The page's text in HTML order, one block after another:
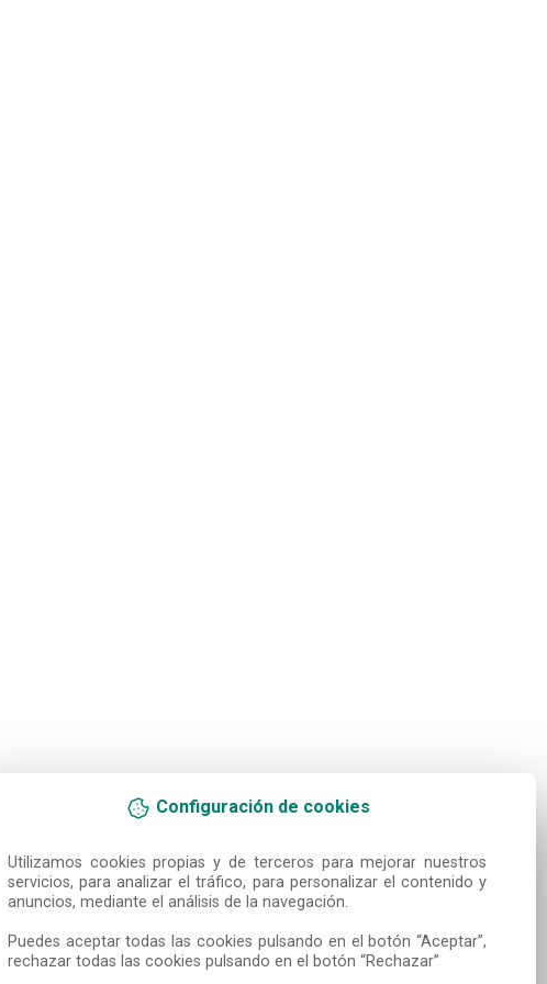
Configuración de cookies
Utilizamos cookies propias y de terceros para mejorar nuestros
servicios, para analizar el tráfico, para personalizar el contenido y
anuncios, mediante el análisis de la navegación.
Puedes aceptar todas las cookies pulsando en el botón “Aceptar”,
rechazar todas las cookies pulsando en el botón “Rechazar”